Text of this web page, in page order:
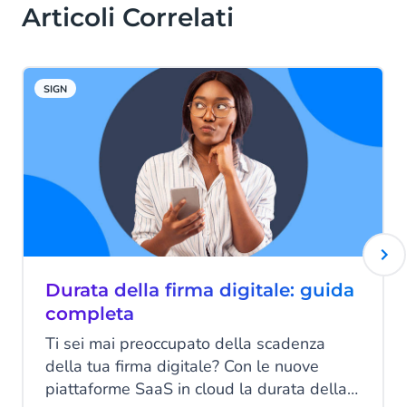
Articoli Correlati
SIGN
Durata della firma digitale: guida
completa
Ti sei mai preoccupato della scadenza
della tua firma digitale? Con le nuove
piattaforme SaaS in cloud la durata della